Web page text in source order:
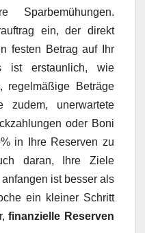
Sparbemühungen.
ein, der direkt
festen Betrag auf Ihr
ist erstaunlich, wie
regelmäßige Beträge
zudem, unerwartete
oder Boni
in Ihre Reserven zu
daran, Ihre Ziele
ist besser als
ein kleiner Schritt
finanzielle Reserven